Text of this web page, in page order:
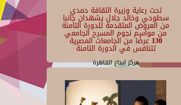
تحت رعاية وزيرة الثقافة حمدي
سطوحي وخالد جلال يشهدان جانبا
من العروض المتقدمة للدورة الثامنة
من مواسم نجوم المسرح الجامعي
130 عرضًا من الجامعات المصرية
تتنافس في الدورة الثامنة
مركز ابداع القاهرة